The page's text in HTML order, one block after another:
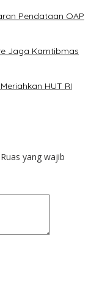
Pendataan OAP
Jaga Kamtibmas
HUT RI
Ruas yang wajib